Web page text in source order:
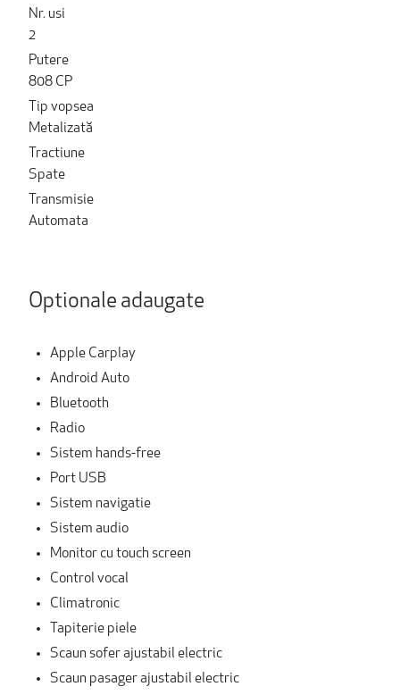
Nr. usi
2
Putere
808 CP
Tip vopsea
Metalizată
Tractiune
Spate
Transmisie
Automata
Optionale adaugate
Apple Carplay
Android Auto
Bluetooth
Radio
Sistem hands-free
Port USB
Sistem navigatie
Sistem audio
Monitor cu touch screen
Control vocal
Climatronic
Tapiterie piele
Scaun sofer ajustabil electric
Scaun pasager ajustabil electric